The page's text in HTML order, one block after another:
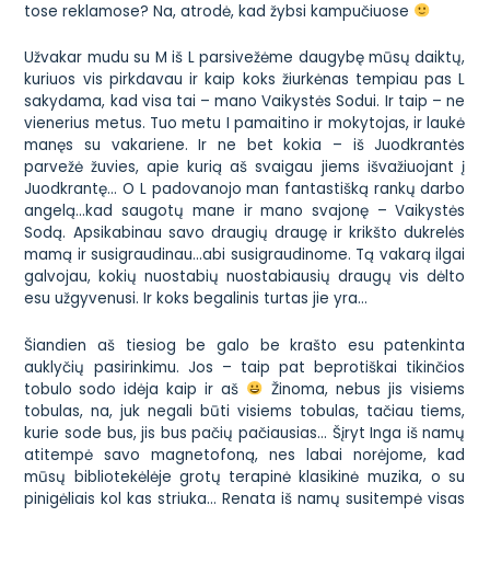
tose reklamose? Na, atrodė, kad žybsi kampučiuose
Užvakar mudu su M iš L parsivežėme daugybę mūsų daiktų,
kuriuos vis pirkdavau ir kaip koks žiurkėnas tempiau pas L
sakydama, kad visa tai – manoVaikystės Sodui. Ir taip – ne
vienerius metus. Tuo metu I pamaitino ir mokytojas, ir laukė
manęs su vakariene. Ir ne bet kokia – iš Juodkrantės
parvežė žuvies, apie kurią aš svaigau jiems išvažiuojant į
Juodkrantę… O L padovanojo man fantastišką rankų darbo
angelą…kad saugotų mane ir mano svajonę –Vaikystės
Sodą. Apsikabinau savo draugių draugę ir krikšto dukrelės
mamą ir susigraudinau…abi susigraudinome. Tą vakarą ilgai
galvojau, kokių nuostabių nuostabiausių draugų vis dėlto
esuužgyvenusi. Ir koks begalinis turtas jie yra…
Šiandien aš tiesiog be galo be krašto esu patenkinta
auklyčių pasirinkimu. Jos – taip pat beprotiškai tikinčios
tobulosodo idėja kaip ir aš
Žinoma, nebus jis visiems
tobulas, na, juk negali būti visiems tobulas, tačiau tiems,
kurie sode bus, jis bus pačių pačiausias… Šįryt Inga iš namų
atitempė savo magnetofoną, nes labai norėjome, kad
mūsų bibliotekėlėje grotų terapinėklasikinė muzika, o su
pinigėliais kol kas striuka… Renata iš namų susitempė visas